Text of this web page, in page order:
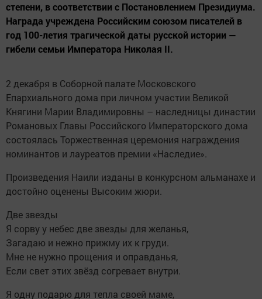
степени, в соответствии с Постановлением Президиума.
Награда учреждена Российским союзом писателей в
год 100-летия трагической даты русской истории —
гибели семьи Императора Николая II.
2 декабря в Соборной палате Московского
Епархиального дома при личном участии Великой
Княгини Марии Владимировны – наследницы династии
Романовых Главы Российского Императорского дома
состоялась Торжественная церемония награждения
номинантов и лауреатов премии «Наследие».
Произведения Наили изданы в конкурсном альманахе и
достойно оценены Высоким жюри.
Две звезды
Я сорву у небес две звезды для желанья,
Загадаю и нежно прижму их к груди.
Мне не нужно прощения и оправданья,
Если свет этих звёзд согревает внутри.
Я одну подарю для тепла своей маме,